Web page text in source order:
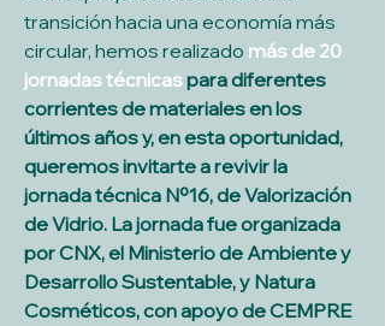
transición hacia una economía más
circular, hemos realizado más de 20
jornadas técnicas para diferentes
corrientes de materiales en los
últimos años y, en esta oportunidad,
queremos invitarte a revivir la
jornada técnica Nº16, de Valorización
de Vidrio. La jornada fue organizada
por CNX, el Ministerio de Ambiente y
Desarrollo Sustentable, y Natura
Cosméticos, con apoyo de CEMPRE